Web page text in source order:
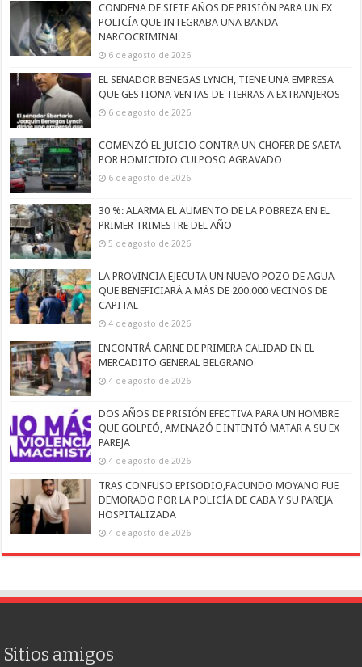
CONDENA DE SIETE AÑOS DE PRISIÓN PARA UN EX
POLICÍA QUE INTEGRABA UNA BANDA
NARCOCRIMINAL
6 de agosto de 2026
EL SENADOR BENEGAS LYNCH, TIENE UNA EMPRESA
QUE GESTIONA VENTAS DE TIERRAS A EXTRANJEROS
6 de agosto de 2026
COMENZÓ EL JUICIO CONTRA UN CHOFER DE SAETA
POR HOMICIDIO CULPOSO AGRAVADO
6 de agosto de 2026
30 %: ALARMA EL AUMENTO DE LA POBREZA EN EL
PRIMER TRIMESTRE DEL AÑO
5 de agosto de 2026
LA PROVINCIA EJECUTA UN NUEVO POZO DE AGUA
QUE BENEFICIARÁ A MÁS DE 200.000 VECINOS DE
CAPITAL
4 de agosto de 2026
ENCONTRÁ CARNE DE PRIMERA CALIDAD EN EL
MERCADITO GENERAL BELGRANO
4 de agosto de 2026
DOS AÑOS DE PRISIÓN EFECTIVA PARA UN HOMBRE
QUE GOLPEÓ, AMENAZÓ E INTENTÓ MATAR A SU EX
PAREJA
4 de agosto de 2026
TRAS CONFUSO EPISODIO,FACUNDO MOYANO FUE
DEMORADO POR LA POLICÍA DE CABA Y SU PAREJA
HOSPITALIZADA
4 de agosto de 2026
Sitios amigos